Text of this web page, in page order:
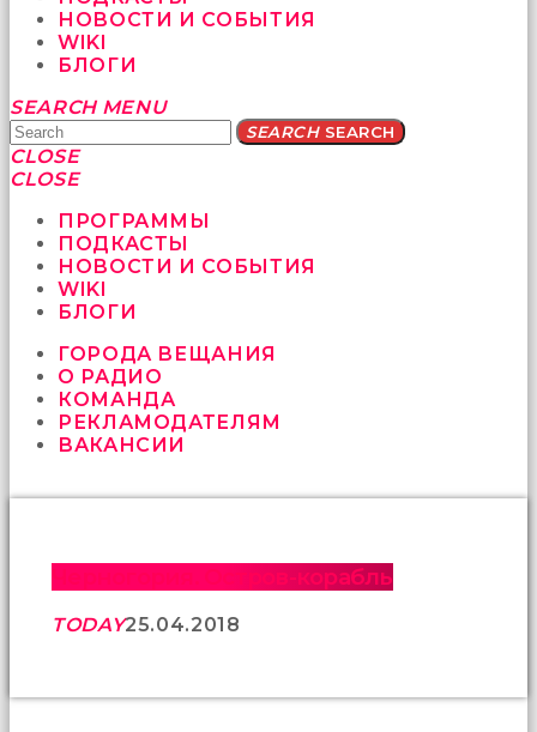
НОВОСТИ И СОБЫТИЯ
WIKI
БЛОГИ
Yatağa
bile
geçmeye
fırsat
sikici
kocalar
güzel
karıları
öttürüyor
sex
hikayeleri
kızların
rahatlıyorlar
altyazılı
sikiş
SEARCH MENU
SEARCHSEARCH
CLOSE
CLOSE
ПРОГРАММЫ
ПОДКАСТЫ
НОВОСТИ И СОБЫТИЯ
WIKI
БЛОГИ
ГОРОДА ВЕЩАНИЯ
О РАДИО
КОМАНДА
РЕКЛАМОДАТЕЛЯМ
ВАКАНСИИ
Черногория. Остров-корабль
TODAY25.04.2018